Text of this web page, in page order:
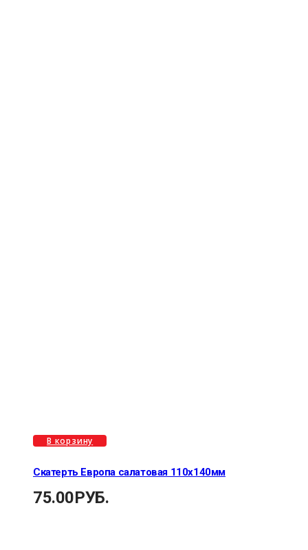
В корзину
Скатерть Европа салатовая 110х140мм
75.00РУБ.